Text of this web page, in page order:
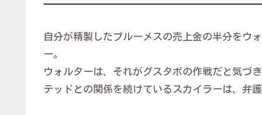
自分が精製したブルーメスの売上金の半分をウ
ー。
ウォルターは、それがグスタボの作戦だと気づ
テッドとの関係を続けているスカイラーは、弁